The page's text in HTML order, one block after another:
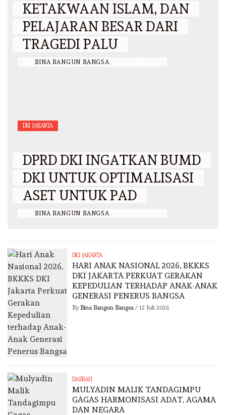
KETAKWAAN ISLAM, DAN
PELAJARAN BESAR DARI
TRAGEDI PALU
BINA BANGUN BANGSA
DKI JAKARTA
DPRD DKI INGATKAN BUMD
DKI UNTUK OPTIMALISASI
ASET UNTUK PAD
BINA BANGUN BANGSA
DKI JAKARTA
HARI ANAK NASIONAL 2026, BKKKS
DKI JAKARTA PERKUAT GERAKAN
KEPEDULIAN TERHADAP ANAK-ANAK
GENERASI PENERUS BANGSA
By Bina Bangun Bangsa / 12 Juli 2026
DAERAH
MULYADIN MALIK TANDAGIMPU
GAGAS HARMONISASI ADAT, AGAMA
DAN NEGARA